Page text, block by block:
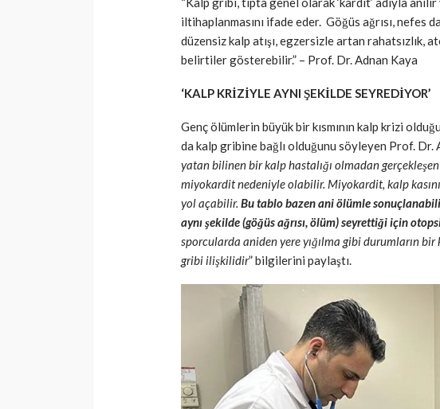
iltihaplanmasını ifade eder. Göğüs ağrısı, nefes
düzensiz kalp atışı, egzersizle artan rahatsızlık,
belirtiler gösterebilir.” – Prof. Dr. Adnan Kaya
‘KALP KRİZİYLE AYNI ŞEKİLDE SEYREDİYOR’
Genç ölümlerin büyük bir kısmının kalp krizi
da kalp gribine bağlı olduğunu söyleyen Prof. Dr.
yatan bilinen bir kalp hastalığı olmadan
miyokardit nedeniyle olabilir. Miyokardit, kalp
yol açabilir. Bu tablo bazen ani ölümle
aynı şekilde (göğüs ağrısı, ölüm) seyrettiği için
sporcularda aniden yere yığılma gibi durumların bir
gribi ilişkilidir” bilgilerini paylaştı.